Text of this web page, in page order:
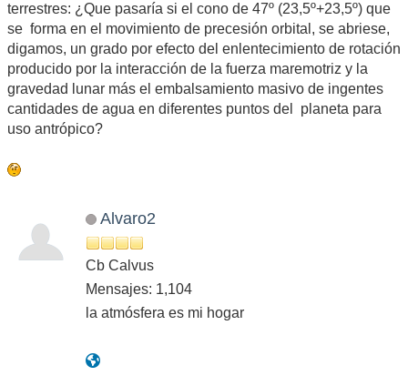
terrestres: ¿Que pasaría si el cono de 47º (23,5º+23,5º) que
se forma en el movimiento de precesión orbital, se abriese,
digamos, un grado por efecto del enlentecimiento de rotación
producido por la interacción de la fuerza maremotriz y la
gravedad lunar más el embalsamiento masivo de ingentes
cantidades de agua en diferentes puntos del planeta para
uso antrópico?
Alvaro2
Cb Calvus
Mensajes: 1,104
la atmósfera es mi hogar